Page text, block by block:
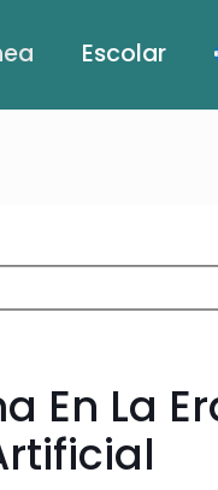
Escolar
En La